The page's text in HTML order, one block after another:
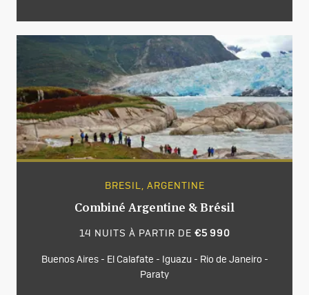
BRESIL, ARGENTINE
Combiné Argentine & Brésil
14 NUITS À PARTIR DE €5 990
Buenos Aires - El Calafate - Iguazu - Rio de Janeiro -
Paraty